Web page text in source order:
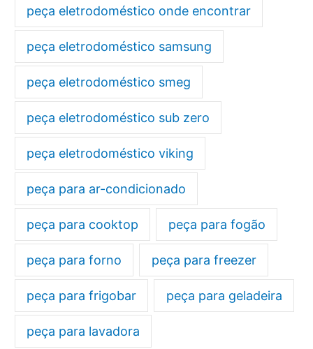
peça eletrodoméstico onde encontrar
peça eletrodoméstico samsung
peça eletrodoméstico smeg
peça eletrodoméstico sub zero
peça eletrodoméstico viking
peça para ar-condicionado
peça para cooktop peça para fogão
peça para forno peça para freezer
peça para frigobar peça para geladeira
peça para lavadora